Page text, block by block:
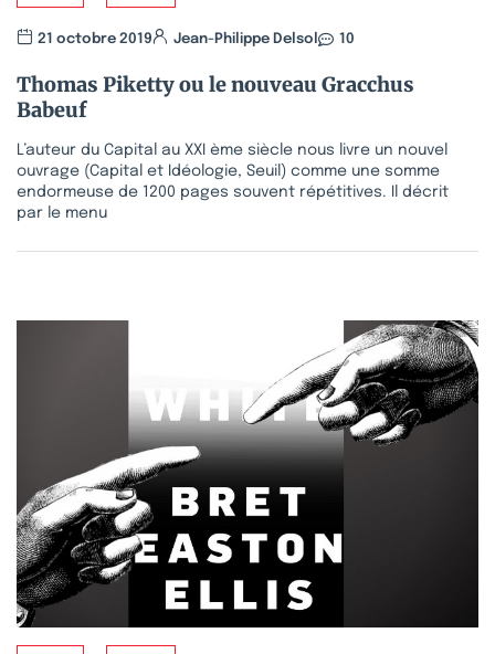
21 octobre 2019 Jean-Philippe Delsol 10
Thomas Piketty ou le nouveau Gracchus
Babeuf
L’auteur du Capital au XXI ème siècle nous livre un nouvel
ouvrage (Capital et Idéologie, Seuil) comme une somme
endormeuse de 1200 pages souvent répétitives. Il décrit
par le menu